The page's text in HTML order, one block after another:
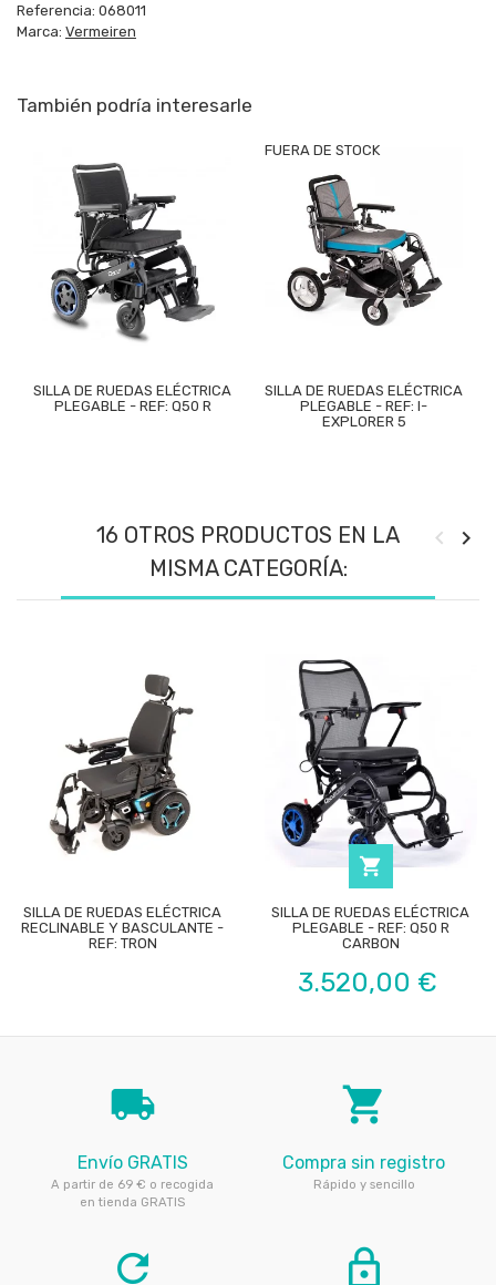
Referencia: 068011
Marca: Vermeiren
También podría interesarle
SILLA DE RUEDAS ELÉCTRICA
PLEGABLE - REF: Q50 R
FUERA DE STOCK
SILLA DE RUEDAS ELÉCTRICA
PLEGABLE - REF: I-
EXPLORER 5
16 OTROS PRODUCTOS EN LA
MISMA CATEGORÍA:
SILLA DE RUEDAS ELÉCTRICA
RECLINABLE Y BASCULANTE -
REF: TRON

SILLA DE RUEDAS ELÉCTRICA
PLEGABLE - REF: Q50 R
CARBON
Precio
3.520,00 €
local_shipping
Envío GRATIS
A partir de 69 € o recogida
en tienda GRATIS
local_grocery_store
Compra sin registro
Rápido y sencillo
refresh lock_outline